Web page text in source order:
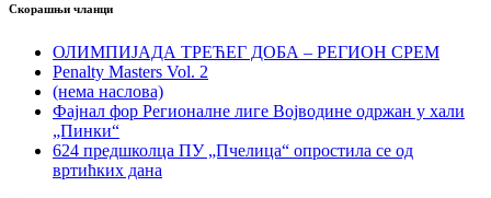
Скорашњи чланци
ОЛИМПИЈАДА ТРЕЋЕГ ДОБА – РЕГИОН СРЕМ
Penalty Masters Vol. 2
(нема наслова)
Фајнал фор Регионалне лиге Војводине одржан у хали
„Пинки“
624 предшколца ПУ „Пчелица“ опростила се од
вртићких дана